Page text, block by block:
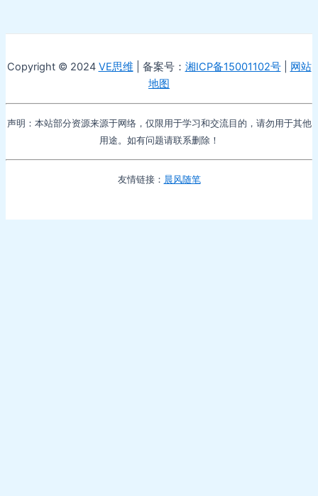
Copyright © 2024 VE思维 | 备案号： 湘ICP备15001102号| 网站
地图
声明：本站部分资源来源于网络，仅限用于学习和交流目的，请勿用于其他
用途。如有问题请联系删除！
友情链接： 晨风随笔